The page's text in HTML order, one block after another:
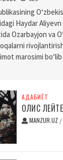
Haydar
Ozarbayjon va
marosimi bo‘lib
АДАБИЁТ
ОЛИС
MANZUR.UZ /